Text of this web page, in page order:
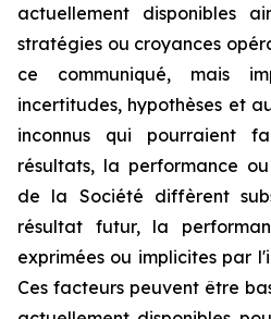
actuellement disponibles
stratégies ou croyances
ce communiqué, mais
incertitudes, hypothèses et
inconnus qui pourraient
résultats, la performance
de la Société diffèrent
résultat futur, la
exprimées ou implicites par
Ces facteurs peuvent être